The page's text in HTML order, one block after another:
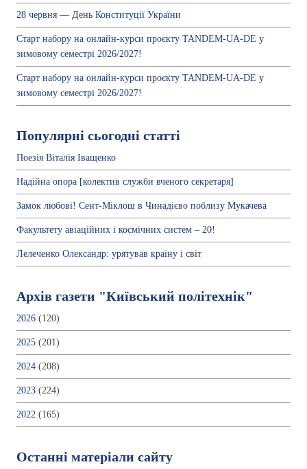
28 червня — День Конституції України
Старт набору на онлайн-курси проєкту TANDEM-UA-DE у
зимовому семестрі 2026/2027!
Старт набору на онлайн-курси проєкту TANDEM-UA-DE у
зимовому семестрі 2026/2027!
Популярні сьогодні статті
Поезія Віталія Іващенко
Надійна опора [колектив служби вченого секретаря]
Замок любові! Сент-Міклош в Чинадієво поблизу Мукачева
Факультету авіаційних і космічних систем – 20!
Лелеченко Олександр: урятував країну і світ
Архів газети "Київський політехнік"
2026 (120)
2025 (201)
2024 (208)
2023 (224)
2022 (165)
Останні матеріали сайту